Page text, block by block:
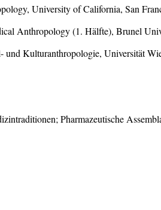
University of California, San
Anthropology (1. Hälfte), Brunel
und Kulturanthropologie, Universität
Pharmazeutische